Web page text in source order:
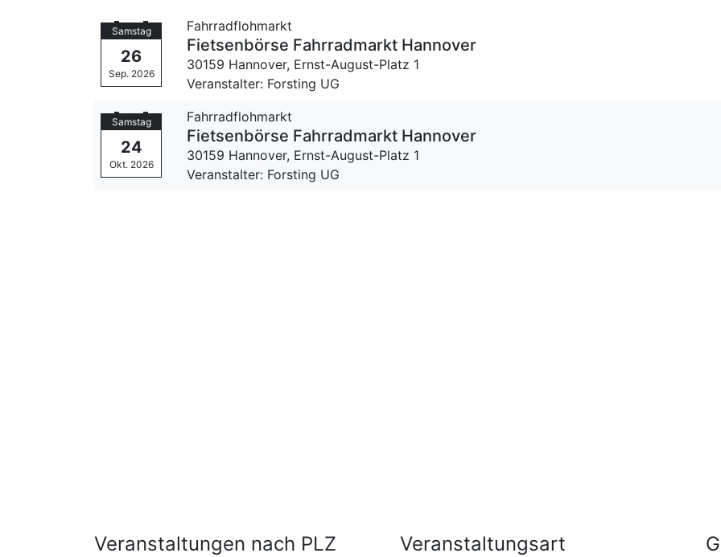
Samstag
26
Sep. 2026
Fahrradflohmarkt
Fietsenbörse Fahrradmarkt Hannover
30159 Hannover, Ernst-August-Platz 1
Veranstalter: Forsting UG
Samstag
24
Okt. 2026
Fahrradflohmarkt
Fietsenbörse Fahrradmarkt Hannover
30159 Hannover, Ernst-August-Platz 1
Veranstalter: Forsting UG
Veranstaltungen nach PLZ Veranstaltungsart